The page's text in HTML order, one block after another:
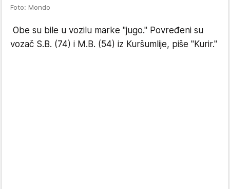
Foto: Mondo
Obe su bile u vozilu marke "jugo." Povređeni su
vozač S.B. (74) i M.B. (54) iz Kuršumlije, piše "Kurir."